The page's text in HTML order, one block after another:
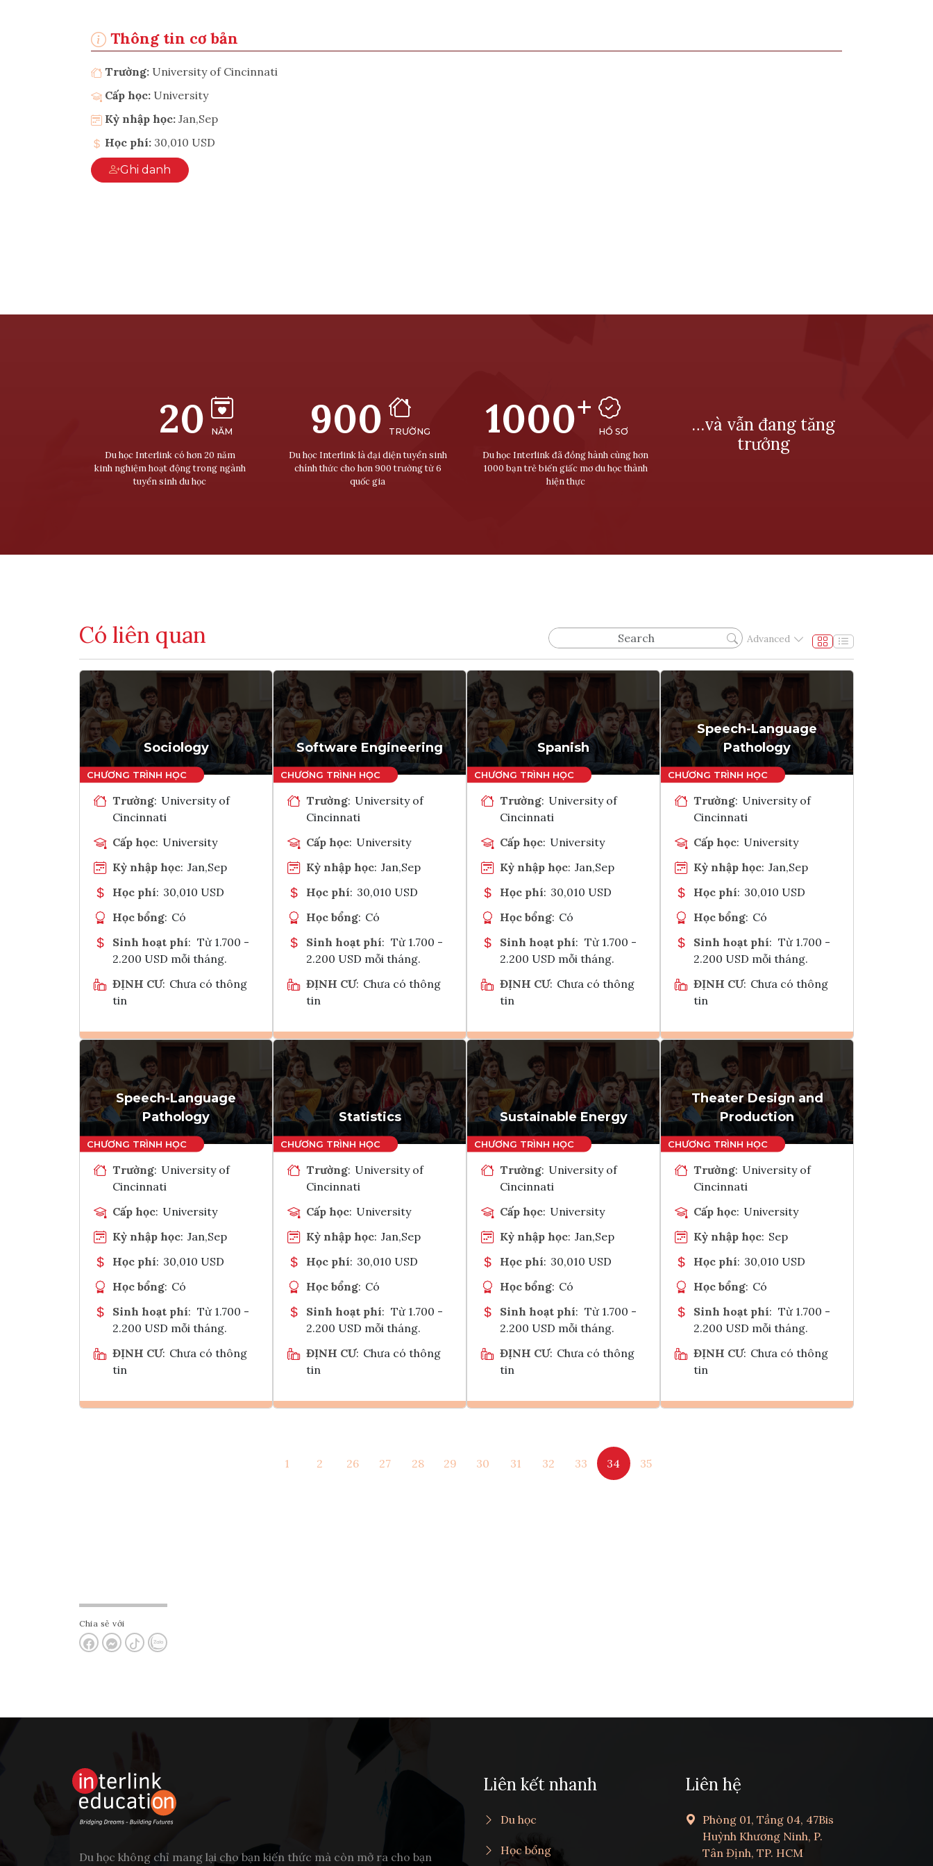
Thông tin cơ bản
Trường: University of Cincinnati
Cấp học: University
Kỳ nhập học: Jan,Sep
Học phí: 30,010 USD
Ghi danh
20 NĂM
Du học Interlink có hơn 20 năm
kinh nghiệm hoạt động trong ngành
tuyển sinh du học
900 TRƯỜNG
Du học Interlink là đại diện tuyển sinh
chính thức cho hơn 900 trường từ 6
quốc gia
1000+
HỒ SƠ
Du học Interlink đã đồng hành cùng hơn
1000 bạn trẻ biến giấc mơ du học thành
hiện thực
…và vẫn đang tăng
trưởng
Có liên quan Advanced
Sociology
Trường: University of
Cincinnati
Cấp học: University
Kỳ nhập học: Jan,Sep
Học phí: 30,010 USD
Học bổng: Có
Sinh hoạt phí: Từ 1.700 -
2.200 USD mỗi tháng.
ĐỊNH CƯ: Chưa có thông
tin
Ghi danh
Tham vấn Interlink
Software Engineering
Trường: University of
Cincinnati
Cấp học: University
Kỳ nhập học: Jan,Sep
Học phí: 30,010 USD
Học bổng: Có
Sinh hoạt phí: Từ 1.700 -
2.200 USD mỗi tháng.
ĐỊNH CƯ: Chưa có thông
tin
Ghi danh
Tham vấn Interlink
Spanish
Trường: University of
Cincinnati
Cấp học: University
Kỳ nhập học: Jan,Sep
Học phí: 30,010 USD
Học bổng: Có
Sinh hoạt phí: Từ 1.700 -
2.200 USD mỗi tháng.
ĐỊNH CƯ: Chưa có thông
tin
Ghi danh
Tham vấn Interlink
Speech-Language
Pathology
Trường: University of
Cincinnati
Cấp học: University
Kỳ nhập học: Jan,Sep
Học phí: 30,010 USD
Học bổng: Có
Sinh hoạt phí: Từ 1.700 -
2.200 USD mỗi tháng.
ĐỊNH CƯ: Chưa có thông
tin
Ghi danh
Tham vấn Interlink
Speech-Language
Pathology
Trường: University of
Cincinnati
Cấp học: University
Kỳ nhập học: Jan,Sep
Học phí: 30,010 USD
Học bổng: Có
Sinh hoạt phí: Từ 1.700 -
2.200 USD mỗi tháng.
ĐỊNH CƯ: Chưa có thông
tin
Statistics
Trường: University of
Cincinnati
Cấp học: University
Kỳ nhập học: Jan,Sep
Học phí: 30,010 USD
Học bổng: Có
Sinh hoạt phí: Từ 1.700 -
2.200 USD mỗi tháng.
ĐỊNH CƯ: Chưa có thông
tin
Tham vấn Interlink
Sustainable Energy
Trường: University of
Cincinnati
Cấp học: University
Kỳ nhập học: Jan,Sep
Học phí: 30,010 USD
Học bổng: Có
Sinh hoạt phí: Từ 1.700 -
2.200 USD mỗi tháng.
ĐỊNH CƯ: Chưa có thông
tin
Tham vấn Interlink
Theater Design and
Production
Trường: University of
Cincinnati
Cấp học: University
Kỳ nhập học: Sep
Học phí: 30,010 USD
Học bổng: Có
Sinh hoạt phí: Từ 1.700 -
2.200 USD mỗi tháng.
ĐỊNH CƯ: Chưa có thông
tin
1 2 26 27 28 29 30 31 32 33 34 35
Chia sẻ với
Du học không chỉ mang lại cho bạn kiến thức mà còn mở ra cho bạn
Liên kết nhanh
Du học
Học bổng
Liên hệ
Phòng 01, Tầng 04, 47Bis
Huỳnh Khương Ninh, P.
Tân Định, TP. HCM